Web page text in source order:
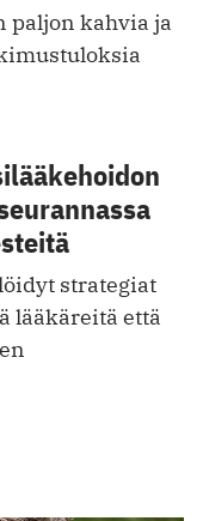
paljon kahvia ja
strategiat
lääkäreitä että